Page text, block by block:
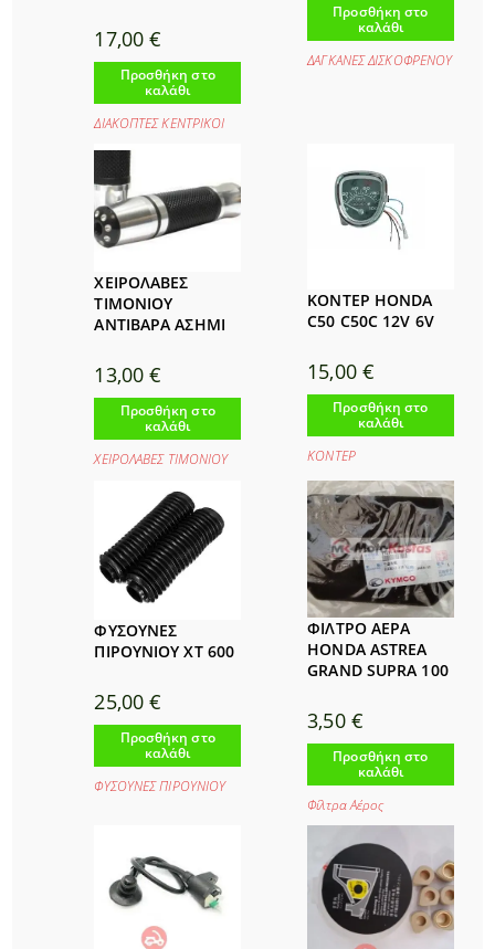
17,00€
Προσθήκη στο
καλάθι
ΔΙΑΚΟΠΤΕΣ ΚΕΝΤΡΙΚΟΙ
Προσθήκη στο
καλάθι
ΔΑΓΚΑΝΕΣ ΔΙΣΚΟΦΡΕΝΟΥ
ΧΕΙΡΟΛΑΒΕΣ
ΤΙΜΟΝΙΟΥ
ΑΝΤΙΒΑΡΑ ΑΣΗΜΙ
13,00€
Προσθήκη στο
καλάθι
ΧΕΙΡΟΛΑΒΕΣ ΤΙΜΟΝΙΟΥ
ΚΟΝΤΕΡ HONDA
C50 C50C 12V 6V
15,00 €
Προσθήκη στο
καλάθι
ΚΟΝΤΕΡ
ΦΥΣΟΥΝΕΣ
ΠΙΡΟΥΝΙΟΥ ΧΤ 600
25,00€
Προσθήκη στο
καλάθι
ΦΥΣΟΥΝΕΣ ΠΙΡΟΥΝΙΟΥ
ΦΙΛΤΡΟ ΑΕΡΑ
HONDA ASTREA
GRAND SUPRA 100
3,50 €
Προσθήκη στο
καλάθι
Φίλτρα Αέρος